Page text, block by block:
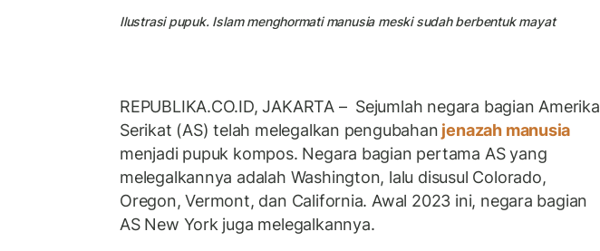
Ilustrasi pupuk. Islam menghormati manusia meski sudah berbentuk mayat
REPUBLIKA.CO.ID, JAKARTA – Sejumlah negara bagian Amerika
Serikat (AS) telah melegalkan pengubahan jenazah manusia
menjadi pupuk kompos. Negara bagian pertama AS yang
melegalkannya adalah Washington, lalu disusul Colorado,
Oregon, Vermont, dan California. Awal 2023 ini, negara bagian
AS New York juga melegalkannya.